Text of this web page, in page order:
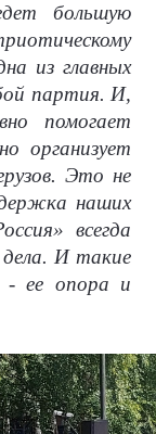
большую
из главных
партия. И,
помогает
организует
Это не
наших
всегда
И такие
- ее опора и